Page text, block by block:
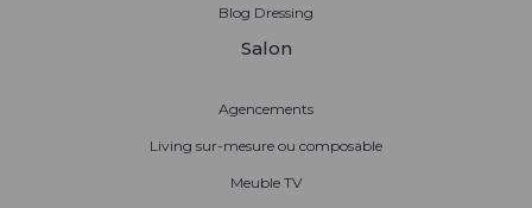
Blog Dressing
Salon
Agencements
Living sur-mesure ou composable
Meuble TV